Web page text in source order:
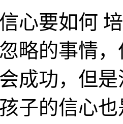
心要如何
略的事情
成功，但
子的信心